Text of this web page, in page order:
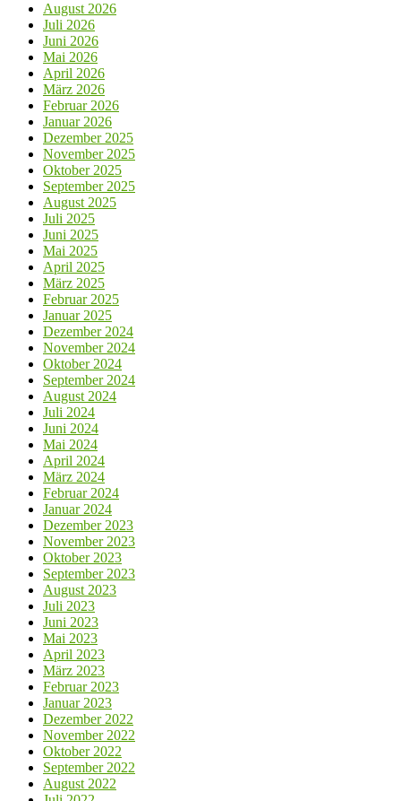
August 2026
Juli 2026
Juni 2026
Mai 2026
April 2026
März 2026
Februar 2026
Januar 2026
Dezember 2025
November 2025
Oktober 2025
September 2025
August 2025
Juli 2025
Juni 2025
Mai 2025
April 2025
März 2025
Februar 2025
Januar 2025
Dezember 2024
November 2024
Oktober 2024
September 2024
August 2024
Juli 2024
Juni 2024
Mai 2024
April 2024
März 2024
Februar 2024
Januar 2024
Dezember 2023
November 2023
Oktober 2023
September 2023
August 2023
Juli 2023
Juni 2023
Mai 2023
April 2023
März 2023
Februar 2023
Januar 2023
Dezember 2022
November 2022
Oktober 2022
September 2022
August 2022